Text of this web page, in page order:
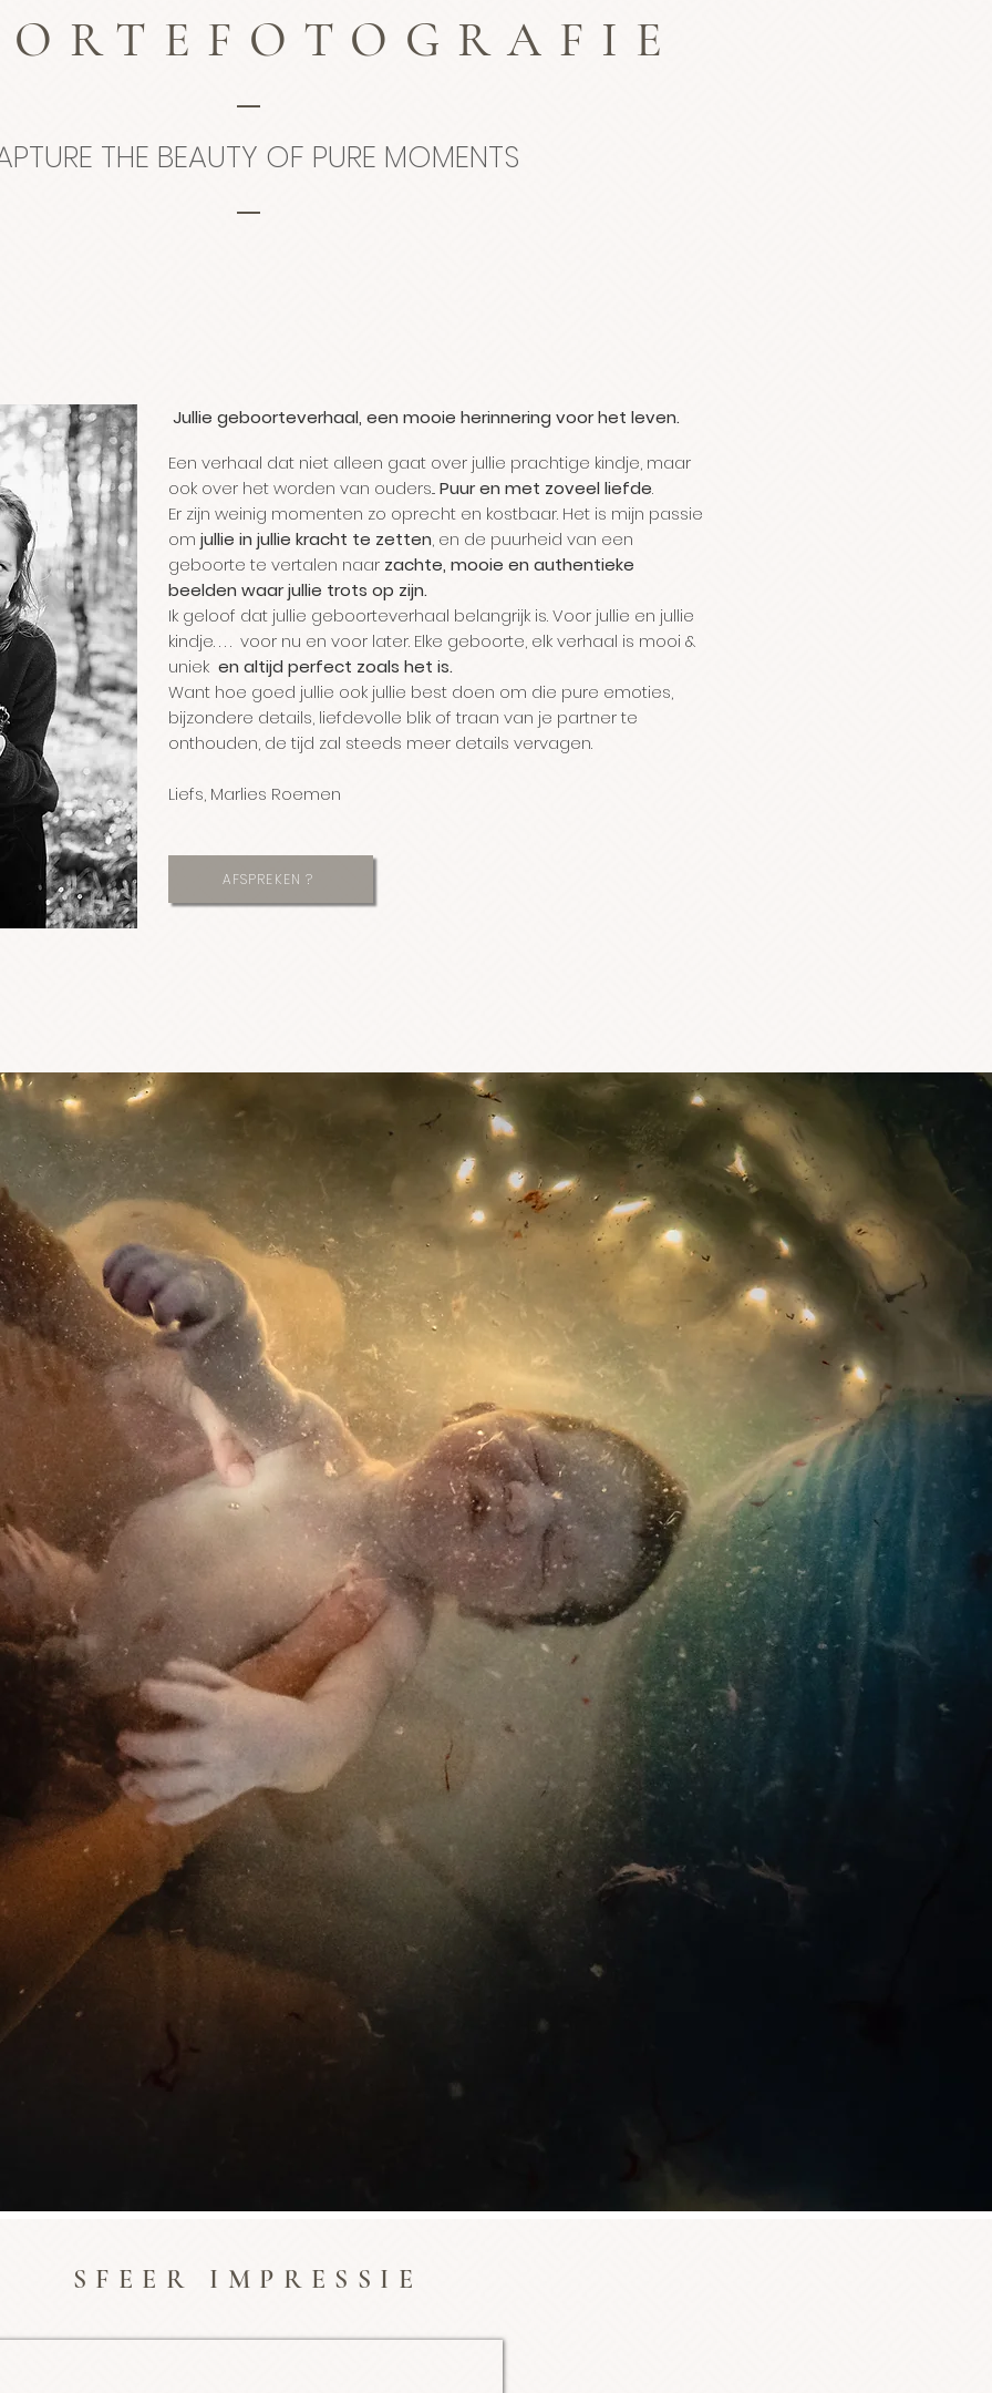
THE BEAUTY OF PURE MOMENTS
Jullie geboorteverhaal, een mooie herinnering voor het leven.
Een verhaal dat niet alleen gaat over jullie prachtige kindje, maar
ook over het worden van ouders...Puur en met zoveel liefde.
Er zijn weinig momenten zo oprecht en kostbaar. Het is mijn passie
om jullie in jullie kracht te zetten, en de puurheid van een
geboorte te vertalen naar zachte, mooie en authentieke
beelden waar jullie trots op zijn.
Ik geloof dat jullie geboorteverhaal belangrijk is. Voor jullie en jullie
kindje. . . . voor nu en voor later. Elke geboorte, elk verhaal is mooi &
uniek en altijd perfect zoals het is.
Want hoe goed jullie ook jullie best doen om die pure emoties,
bijzondere details, liefdevolle blik of traan van je partner te
onthouden, de tijd zal steeds meer details vervagen.
Liefs, Marlies Roemen
AFSPREKEN ?
SFEER IMPRESSIE